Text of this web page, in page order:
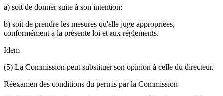
a) soit de donner suite à son intention;
b) soit de prendre les mesures qu'elle juge appropriées,
conformément à la présente loi et aux règlements.
Idem
(5) La Commission peut substituer son opinion à celle du directeur.
Réexamen des conditions du permis par la Commission